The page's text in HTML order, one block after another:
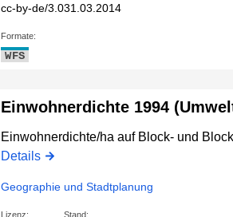
cc-by-de/3.031.03.2014
Formate:
WFS
Einwohnerdichte 1994
Einwohnerdichte/ha auf Block- und
Details
Geographie und Stadtplanung
Lizenz: Stand: